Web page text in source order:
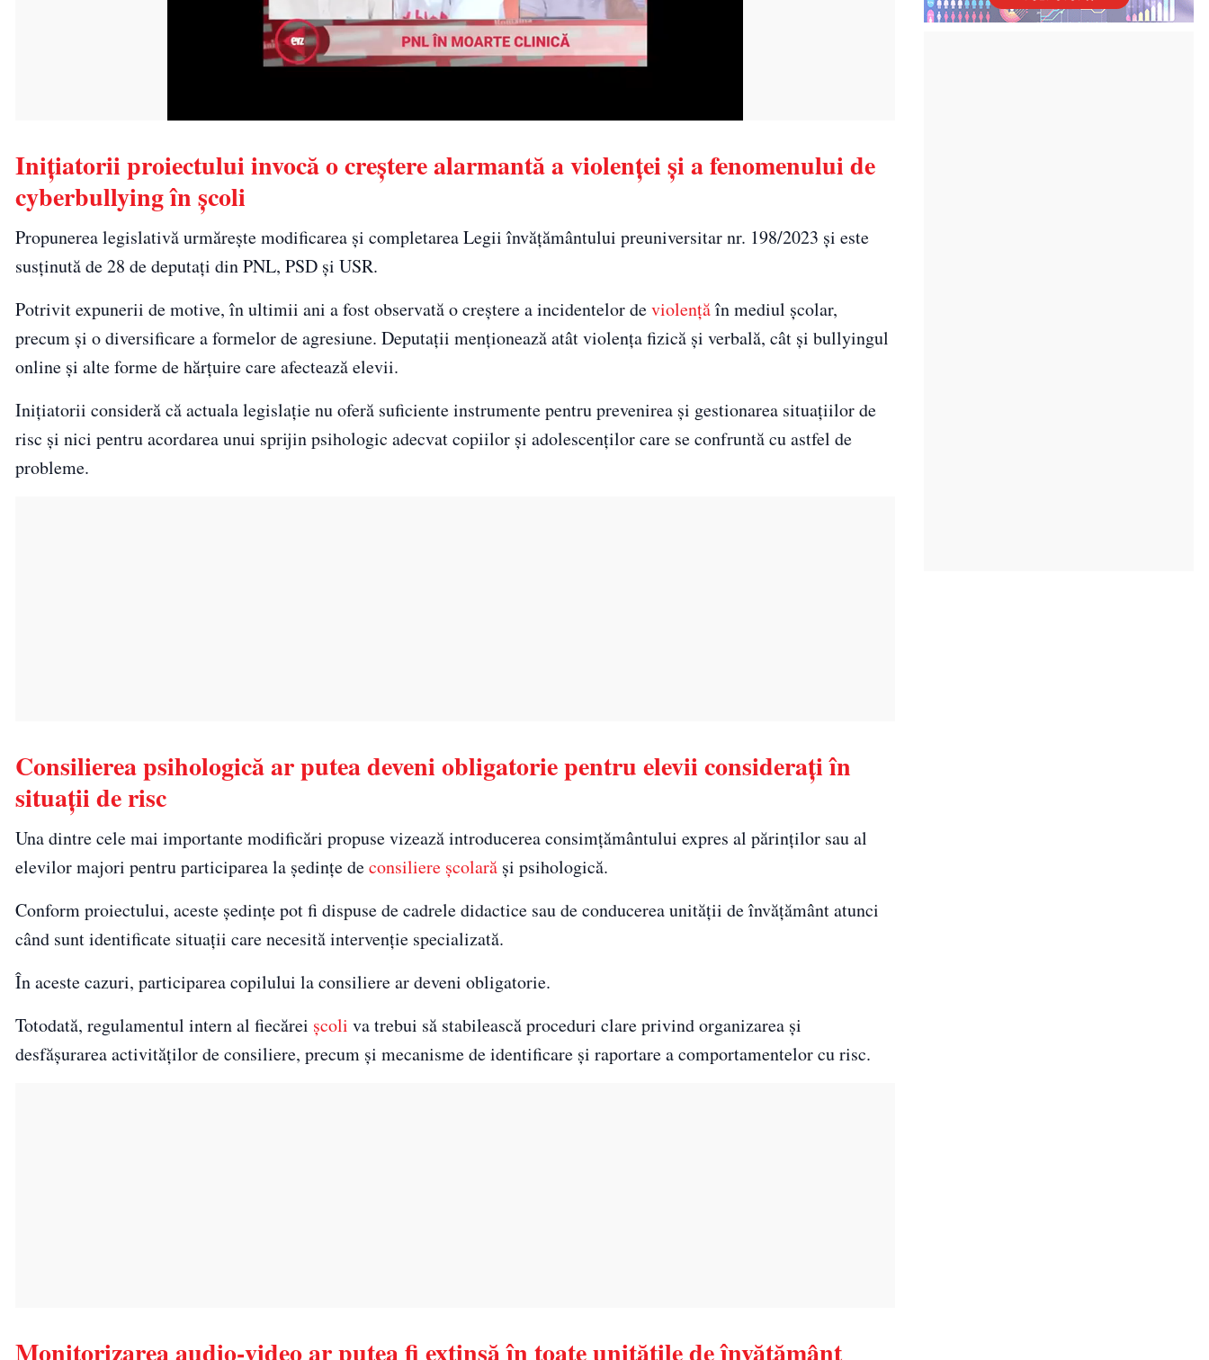
Inițiatorii proiectului invocă o creștere alarmantă a violenței și a fenomenului de
cyberbullying în școli
Propunerea legislativă urmărește modificarea și completarea Legii învățământului preuniversitar nr. 198/2023 și este
susținută de 28 de deputați din PNL, PSD și USR.
Potrivit expunerii de motive, în ultimii ani a fost observată o creștere a incidentelor deviolențăîn mediul școlar,
precum și o diversificare a formelor de agresiune. Deputații menționează atât violența fizică și verbală, cât și bullyingul
online și alte forme de hărțuire care afectează elevii.
Inițiatorii consideră că actuala legislație nu oferă suficiente instrumente pentru prevenirea și gestionarea situațiilor de
risc și nici pentru acordarea unui sprijin psihologic adecvat copiilor și adolescenților care se confruntă cu astfel de
probleme.
Consilierea psihologică ar putea deveni obligatorie pentru elevii considerați în
situații de risc
Una dintre cele mai importante modificări propuse vizează introducerea consimțământului expres al părinților sau al
elevilor majori pentru participarea la ședințe deconsiliere școlară și psihologică.
Conform proiectului, aceste ședințe pot fi dispuse de cadrele didactice sau de conducerea unității de învățământ atunci
când sunt identificate situații care necesită intervenție specializată.
În aceste cazuri, participarea copilului la consiliere ar deveni obligatorie.
Totodată, regulamentul intern al fiecărei școli va trebui să stabilească proceduri clare privind organizarea și
desfășurarea activităților de consiliere, precum și mecanisme de identificare și raportare a comportamentelor cu risc.
Monitorizarea audio-video ar putea fi extinsă în toate unitățile de învățământ